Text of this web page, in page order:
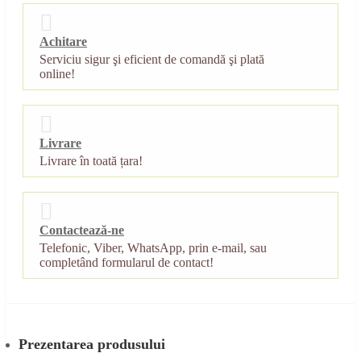
Achitare
Serviciu sigur şi eficient de comandă şi plată
online!
Livrare
Livrare în toată țara!
Contactează-ne
Telefonic, Viber, WhatsApp, prin e-mail, sau
completând formularul de contact!
Prezentarea produsului